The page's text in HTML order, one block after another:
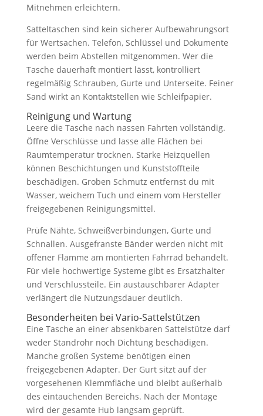
Mitnehmen erleichtern.
Satteltaschen sind kein sicherer Aufbewahrungsort
für Wertsachen. Telefon, Schlüssel und Dokumente
werden beim Abstellen mitgenommen. Wer die
Tasche dauerhaft montiert lässt, kontrolliert
regelmäßig Schrauben, Gurte und Unterseite. Feiner
Sand wirkt an Kontaktstellen wie Schleifpapier.
Reinigung und Wartung
Leere die Tasche nach nassen Fahrten vollständig.
Öffne Verschlüsse und lasse alle Flächen bei
Raumtemperatur trocknen. Starke Heizquellen
können Beschichtungen und Kunststoffteile
beschädigen. Groben Schmutz entfernst du mit
Wasser, weichem Tuch und einem vom Hersteller
freigegebenen Reinigungsmittel.
Prüfe Nähte, Schweißverbindungen, Gurte und
Schnallen. Ausgefranste Bänder werden nicht mit
offener Flamme am montierten Fahrrad behandelt.
Für viele hochwertige Systeme gibt es Ersatzhalter
und Verschlussteile. Ein austauschbarer Adapter
verlängert die Nutzungsdauer deutlich.
Besonderheiten bei Vario-Sattelstützen
Eine Tasche an einer absenkbaren Sattelstütze darf
weder Standrohr noch Dichtung beschädigen.
Manche großen Systeme benötigen einen
freigegebenen Adapter. Der Gurt sitzt auf der
vorgesehenen Klemmfläche und bleibt außerhalb
des eintauchenden Bereichs. Nach der Montage
wird der gesamte Hub langsam geprüft.